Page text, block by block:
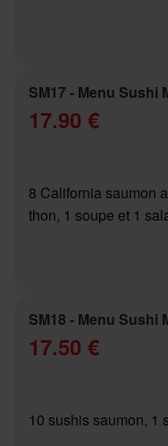
SM17 - Menu Sushi
17.90 €
8 California saumon
thon, 1 soupe et 1
SM18 - Menu Sushi
17.50 €
10 sushis saumon, 1